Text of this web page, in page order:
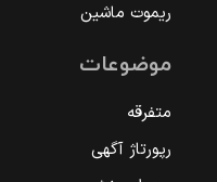
ریموت ماشین
موضوعات
متفرقه
رپورتاژ آگهی